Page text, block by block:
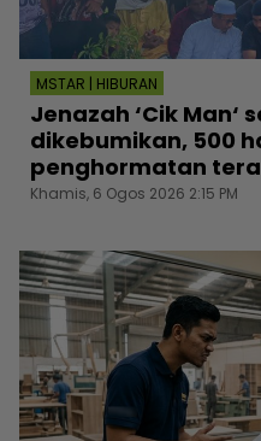
MSTAR | HIBURAN
Jenazah ‘Cik Man‘
dikebumikan, 500
penghormatan
Khamis, 6 Ogos 2026 2:15 PM